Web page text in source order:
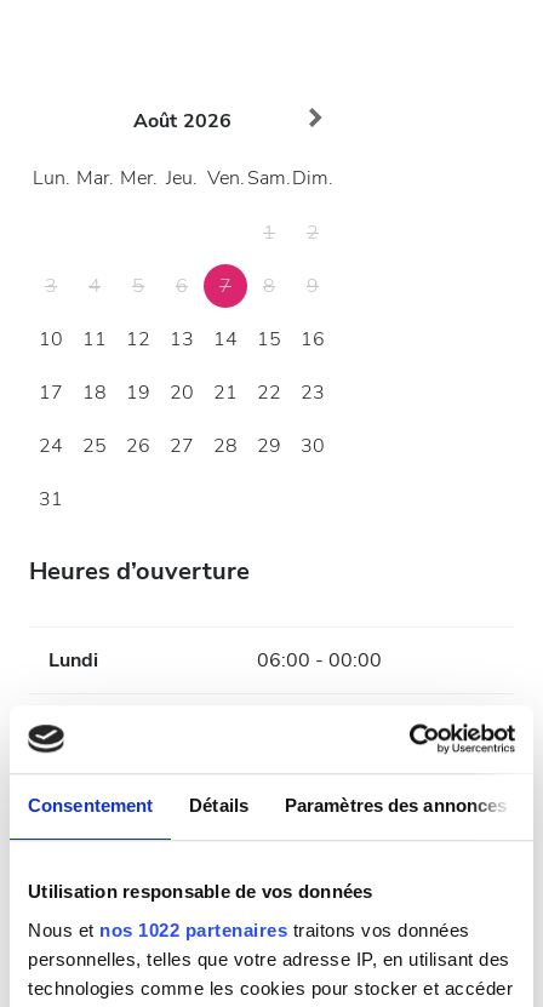
Consentement Détails Paramètres des annonces
Utilisation responsable de vos données
Nous et nos 1022 partenaires traitons vos données
personnelles, telles que votre adresse IP, en utilisant des
technologies comme les cookies pour stocker et accéder
Août 2026
Lun. Mar. Mer. Jeu. Ven.Sam.Dim.
1
2
3
4 5 6 7 8
9
10
11 12 13 14 15
16
17
18 19 20 21 22
23
24
25 26 27 28 29
30
31
Heures d’ouverture
Lundi 06:00 - 00:00
Mardi
Mercredi 06:00 - 00:00
Vendredi 06:00 - 00:00
Samedi 06:00 - 00:00